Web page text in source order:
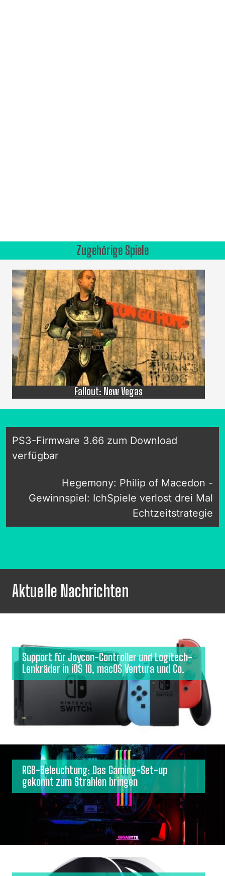
Zugehörige Spiele
Fallout: New Vegas
PS3-Firmware 3.66 zum Download
verfügbar
Hegemony: Philip of Macedon -
Gewinnspiel: IchSpiele verlost drei Mal
Echtzeitstrategie
Aktuelle Nachrichten
Support für Joycon-Controller und Logitech-
Lenkräder in iOS 16, macOS Ventura und Co.
RGB-Beleuchtung: Das Gaming-Set-up
gekonnt zum Strahlen bringen